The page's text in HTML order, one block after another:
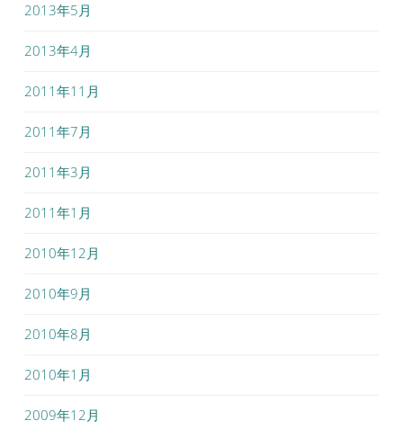
2013年5月
2013年4月
2011年11月
2011年7月
2011年3月
2011年1月
2010年12月
2010年9月
2010年8月
2010年1月
2009年12月